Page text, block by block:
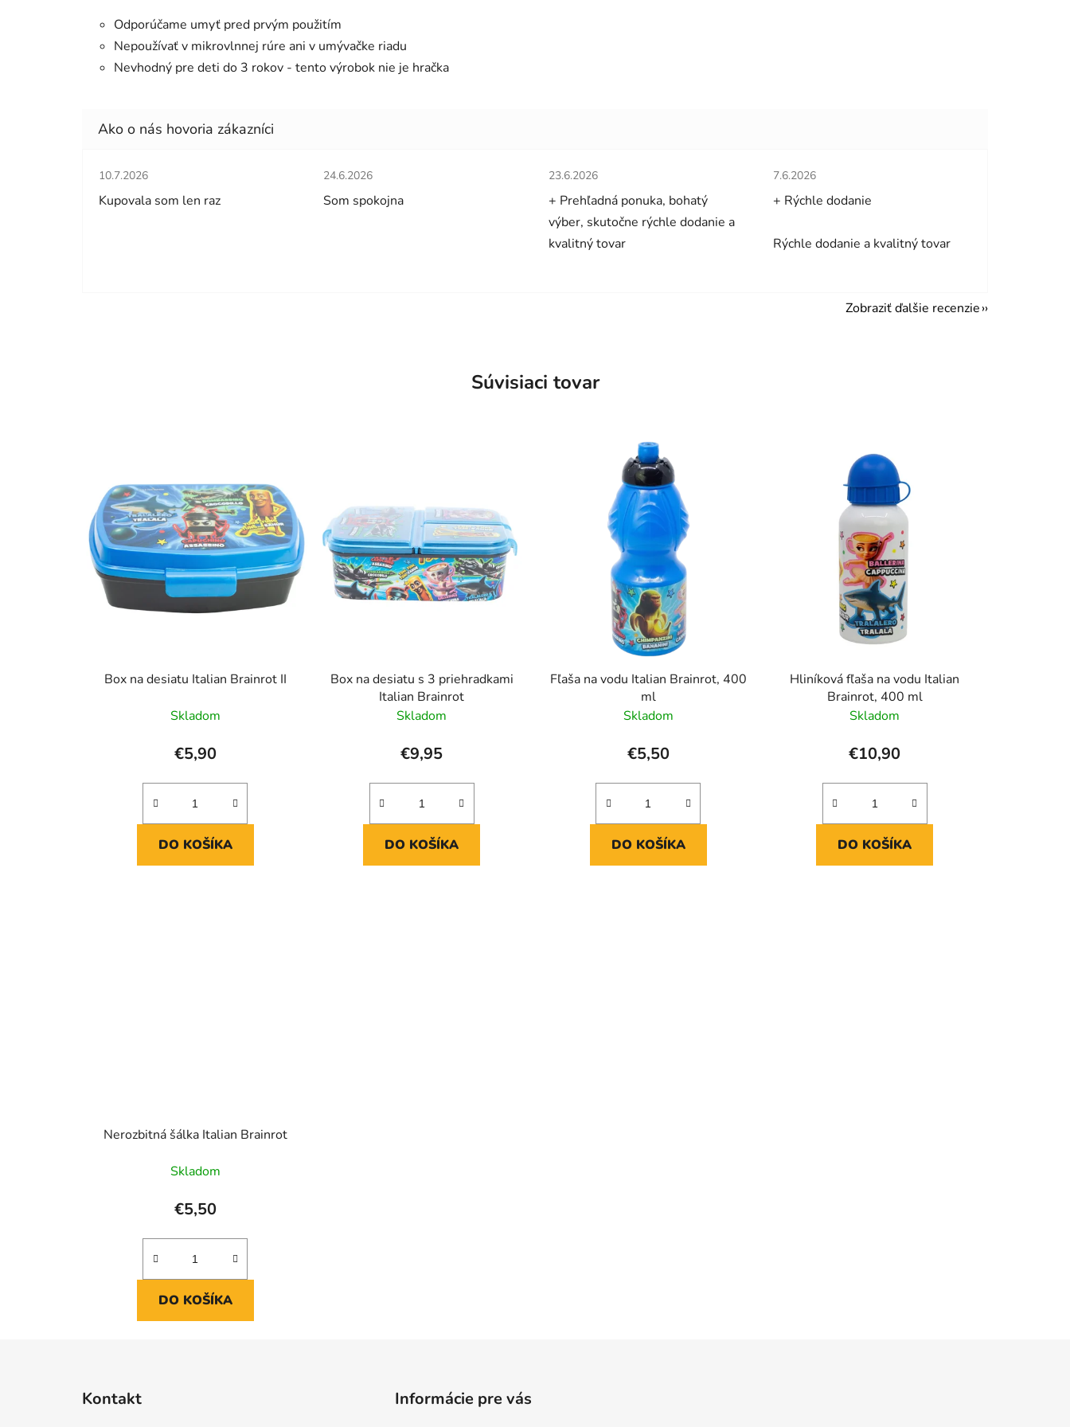
Odporúčame umyť pred prvým použitím
Nepoužívať v mikrovlnnej rúre ani v umývačke riadu
Nevhodný pre deti do 3 rokov - tento výrobok nie je hračka
Hodnotenie obchodu je 5 z 5 hviezdičiek.
10.7.2026
Kupovala som len raz
Hodnotenie obchodu je 5 z 5 hviezdičiek.
24.6.2026
Som spokojna
Hodnotenie obchodu je 5 z 5 hviezdičiek.
23.6.2026
+ Prehľadná ponuka, bohatý
výber, skutočne rýchle dodanie a
kvalitný tovar
Hodnotenie obchodu je 5 z 5 hviezdičiek.
7.6.2026
+ Rýchle dodanie
Rýchle dodanie a kvalitný tovar
Zobraziť ďalšie recenzie
Súvisiaci tovar
Box na desiatu Italian Brainrot II
Skladom
€5,90
DO KOŠÍKA
Box na desiatu s 3 priehradkami
Italian Brainrot
Skladom
€9,95
DO KOŠÍKA
Fľaša na vodu Italian Brainrot, 400
ml
Skladom
€5,50
DO KOŠÍKA
Hliníková fľaša na vodu Italian
Brainrot, 400 ml
Skladom
€10,90
DO KOŠÍKA
Nerozbitná šálka Italian Brainrot
Skladom
€5,50
DO KOŠÍKA
Kontakt Informácie pre vás